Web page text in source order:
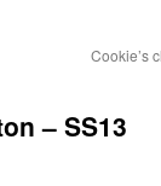
Cookie’s
– SS13